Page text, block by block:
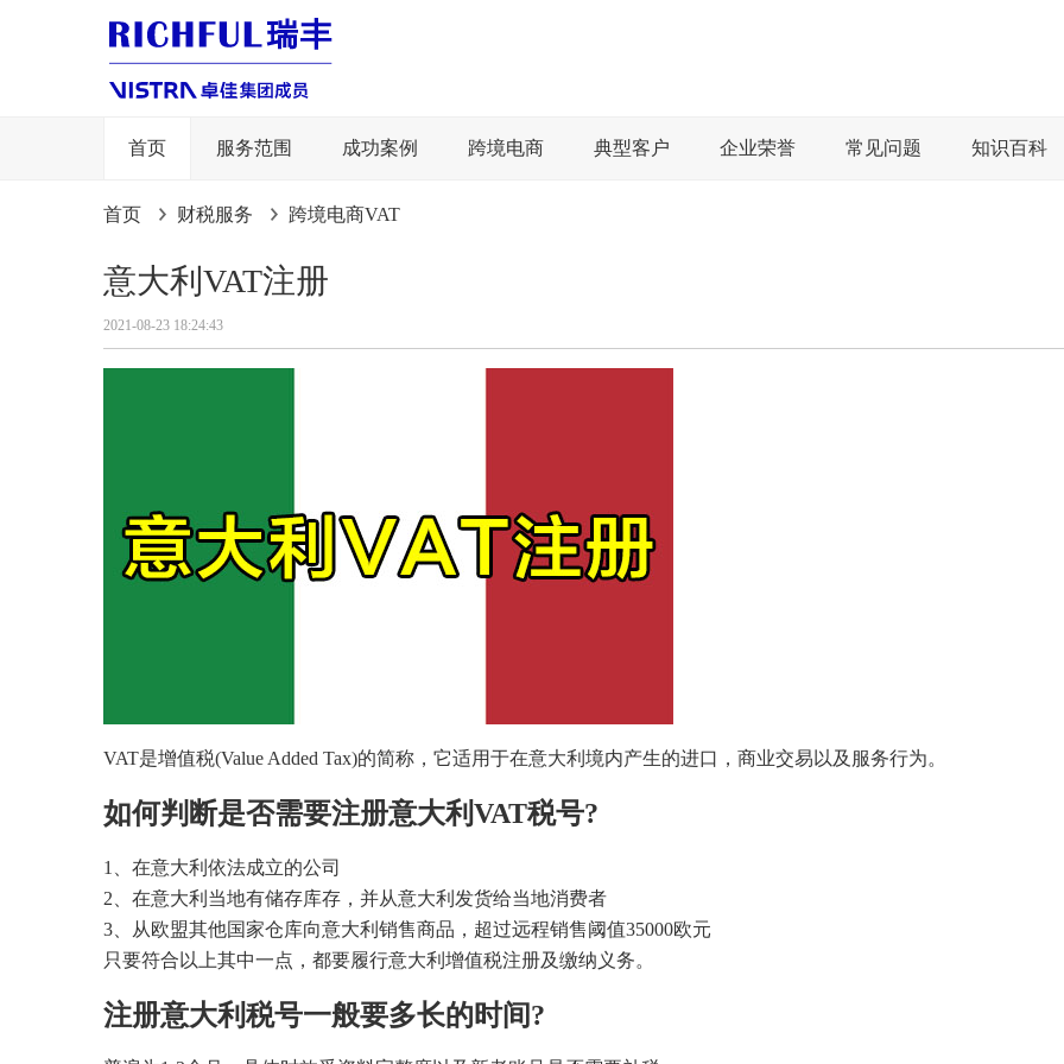
首页 服务范围 成功案例 跨境电商 典型客户 企业荣誉 常见问题 知识百科
首页 财税服务 跨境电商VAT
意大利VAT注册
2021-08-23 18:24:43
VAT是增值税(Value Added Tax)的简称，它适用于在意大利境内产生的进口，商业交易以及服务行为。
如何判断是否需要注册意大利VAT税号?
1、在意大利依法成立的公司
2、在意大利当地有储存库存，并从意大利发货给当地消费者
3、从欧盟其他国家仓库向意大利销售商品，超过远程销售阈值35000欧元
只要符合以上其中一点，都要履行意大利增值税注册及缴纳义务。
注册意大利税号一般要多长的时间?